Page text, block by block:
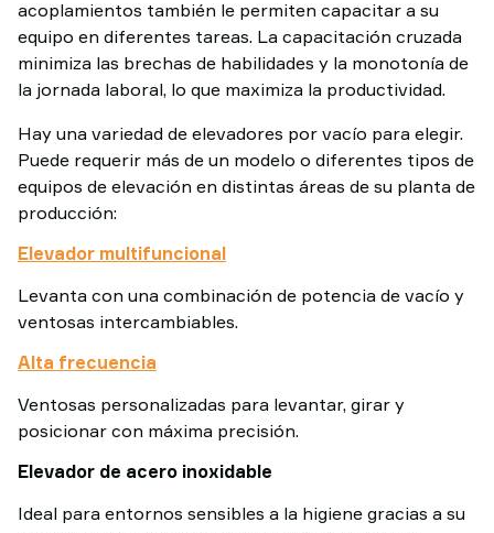
acoplamientos también le permiten capacitar a su
equipo en diferentes tareas. La capacitación cruzada
minimiza las brechas de habilidades y la monotonía de
la jornada laboral, lo que maximiza la productividad.
Hay una variedad de elevadores por vacío para elegir.
Puede requerir más de un modelo o diferentes tipos de
equipos de elevación en distintas áreas de su planta de
producción:
Elevador multifuncional
Levanta con una combinación de potencia de vacío y
ventosas intercambiables.
Alta frecuencia
Ventosas personalizadas para levantar, girar y
posicionar con máxima precisión.
Elevador de acero inoxidable
Ideal para entornos sensibles a la higiene gracias a su